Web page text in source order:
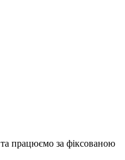
працюємо за фіксованою